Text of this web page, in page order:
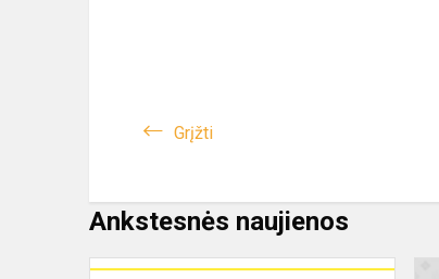
Grįžti
Ankstesnės naujienos